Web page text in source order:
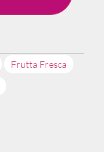
Frutta Fresca